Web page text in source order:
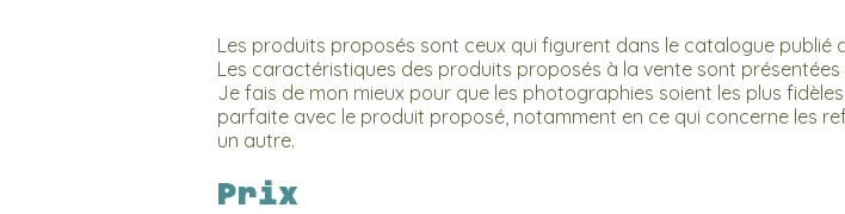
Les produits proposés sont ceux qui figurent dans le catalogue publié
Les caractéristiques des produits proposés à la vente sont présentées
Je fais de mon mieux pour que les photographies soient les plus
parfaite avec le produit proposé, notamment en ce qui concerne les
un autre.
Prix